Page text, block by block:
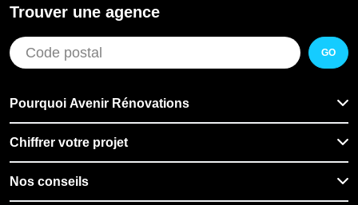
Trouver une agence
GO
Pourquoi Avenir Rénovations
Chiffrer votre projet
Nos conseils